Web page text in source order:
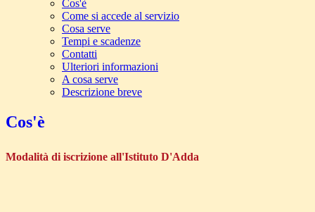
Cos'è
Come si accede al servizio
Cosa serve
Tempi e scadenze
Contatti
Ulteriori informazioni
A cosa serve
Descrizione breve
Cos'è
Modalità di iscrizione all'Istituto D'Adda